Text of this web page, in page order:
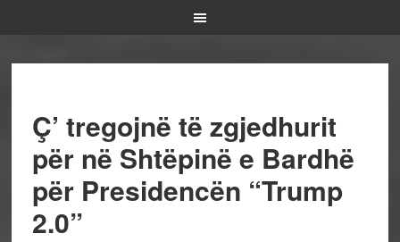
Ç’ tregojnë të zgjedhurit
për në Shtëpinë e Bardhë
për Presidencën “Trump
2.0”